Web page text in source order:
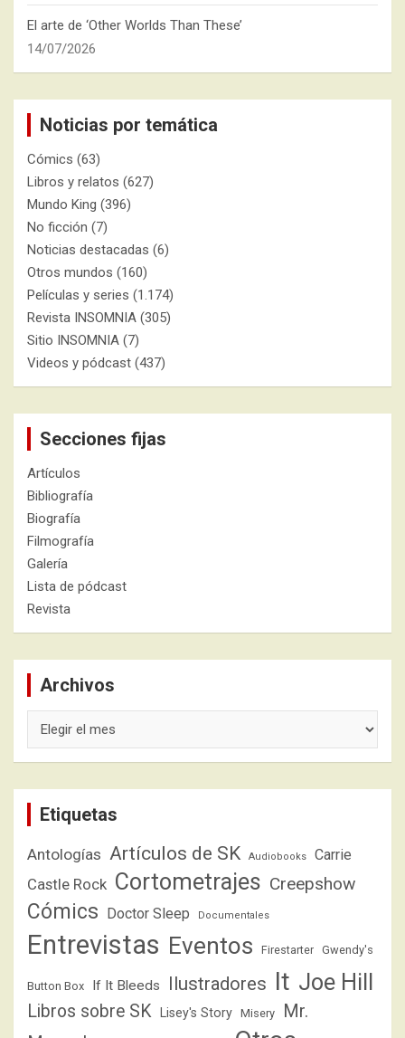
El arte de ‘Other Worlds Than These’
14/07/2026
Noticias por temática
Cómics (63)
Libros y relatos (627)
Mundo King (396)
No ficción (7)
Noticias destacadas (6)
Otros mundos (160)
Películas y series (1.174)
Revista INSOMNIA (305)
Sitio INSOMNIA (7)
Videos y pódcast (437)
Secciones fijas
Artículos
Bibliografía
Biografía
Filmografía
Galería
Lista de pódcast
Revista
Archivos
Etiquetas
Antologías Artículos de SK Audiobooks Carrie
Castle Rock Cortometrajes Creepshow
Cómics Doctor Sleep Documentales
Entrevistas Eventos Firestarter Gwendy's
Button Box If It Bleeds Ilustradores It Joe Hill
Libros sobre SK Lisey's Story Misery
Mr.